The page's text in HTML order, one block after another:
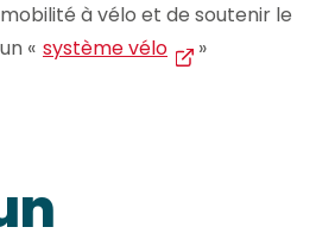
à vélo et de soutenir le
« système vélo
»